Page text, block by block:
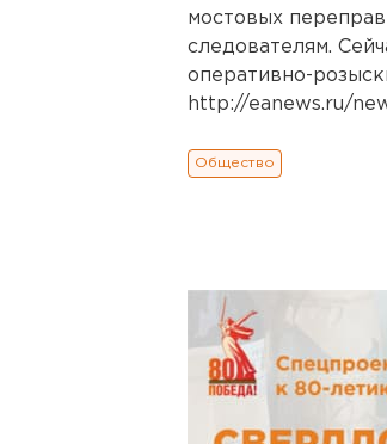
мостовых
следователям.
оперативно-
http://eanews.ru/
Общество